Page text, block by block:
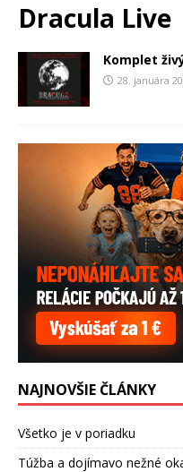
Dracula Live
Komplet
28. januára
NAJNOVŠIE ČLÁNKY
Všetko je v poriadku
Túžba a dojímavo nežné